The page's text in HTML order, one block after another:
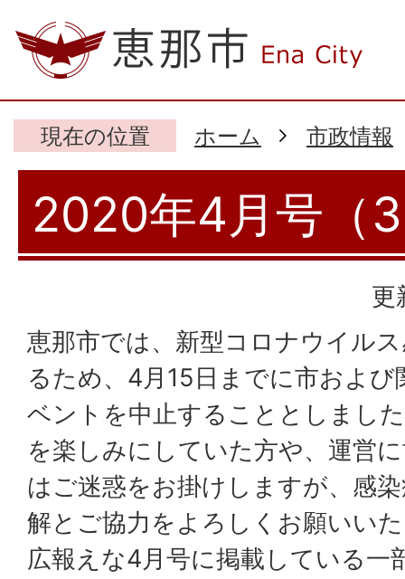
現在の位置 ホーム 市政情報
2020年4月号（
更
恵那市では、新型コロナウイル
るため、4月15日までに市およ
ベントを中止することとしまし
を楽しみにしていた方や、運営
はご迷惑をお掛けしますが、感
解とご協力をよろしくお願いい
広報えな4月号に掲載している一